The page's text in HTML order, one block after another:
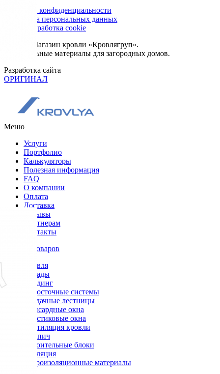
Политика конфиденциальности
Обработка персональных данных
Сбор и обработка cookie
© 2026. Магазин кровли «Кровлягруп».
Строительные материалы для загородных домов.
Разработка сайта
ОРИГИНАЛ
Меню
Услуги
Портфолио
Калькуляторы
Полезная информация
FAQ
О компании
Оплата
Доставка
Отзывы
Партнерам
Контакты
Каталог товаров
Кровля
Фасады
Сайдинг
Водосточные системы
Чердачные лестницы
Мансардные окна
Пластиковые окна
Вентиляция кровли
Кирпич
Строительные блоки
Изоляция
Гидроизоляционные материалы